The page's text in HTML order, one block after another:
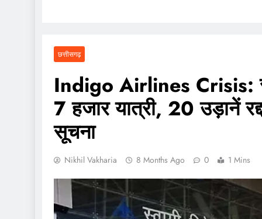
छत्तीसगढ़
Indigo Airlines Crisis:
7 हजार यात्री, 20 उड़ानें
सूचना
Nikhil Vakharia 8 Months Ago 0 1 Mins